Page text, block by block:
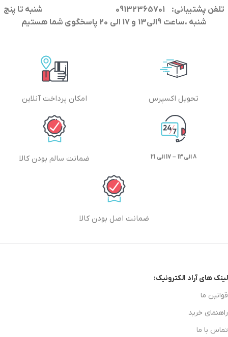
تلفن پشتیبانی: 09132365701
شنبه تا پنج
شنبه ،ساعت 9الی13 و 17 الی 20 پاسخگوی شما هستیم
تحویل اکسپرس امکان پرداخت آنلاین
8 الی13 – 17 الی 21 ضمانت سالم بودن کالا
ضمانت اصل بودن کالا
لینک های آراد الکترونیک:
قوانین ما
راهنمای خرید
تماس با ما